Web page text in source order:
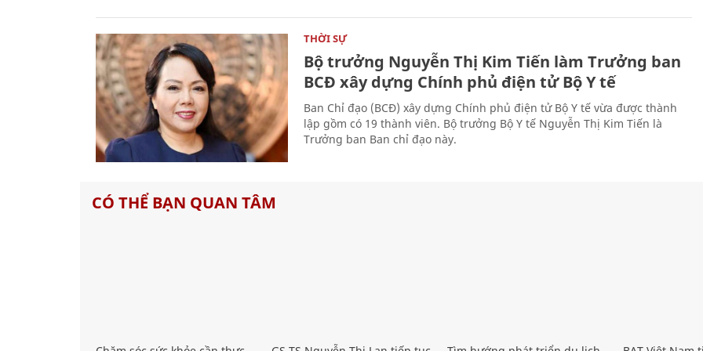
THỜI SỰ
Bộ trưởng Nguyễn Thị Kim Tiến làm Trưởng ban
BCĐ xây dựng Chính phủ điện tử Bộ Y tế
Ban Chỉ đạo (BCĐ) xây dựng Chính phủ điện tử Bộ Y tế vừa được thành
lập gồm có 19 thành viên. Bộ trưởng Bộ Y tế Nguyễn Thị Kim Tiến là
Trưởng ban Ban chỉ đạo này.
CÓ THỂ BẠN QUAN TÂM